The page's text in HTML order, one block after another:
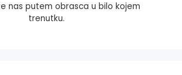
nas putem obrasca u bilo kojem
trenutku.